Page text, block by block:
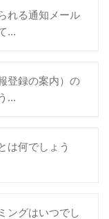
れる通知メール
...
登録の案内）の
...
は何でしょう
ングはいつでし